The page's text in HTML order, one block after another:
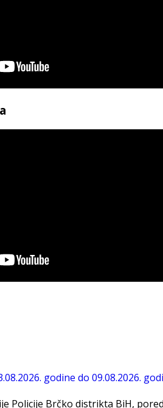
Policije Brčko distrikta BiH,